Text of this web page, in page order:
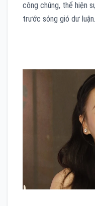
công chúng, thể hiện
trước sóng gió dư luận.